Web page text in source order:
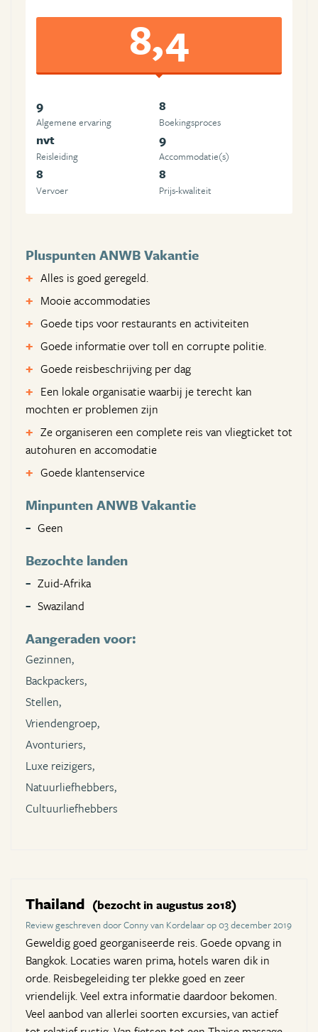
8,4
9
Algemene ervaring
8
Boekingsproces
nvt
Reisleiding
9
Accommodatie(s)
8
Vervoer
8
Prijs-kwaliteit
Pluspunten ANWB Vakantie
Alles is goed geregeld.
Mooie accommodaties
Goede tips voor restaurants en activiteiten
Goede informatie over toll en corrupte politie.
Goede reisbeschrijving per dag
Een lokale organisatie waarbij je terecht kan
mochten er problemen zijn
Ze organiseren een complete reis van vliegticket tot
autohuren en accomodatie
Goede klantenservice
Minpunten ANWB Vakantie
Geen
Bezochte landen
Zuid-Afrika
Swaziland
Aangeraden voor:
Gezinnen,
Backpackers,
Stellen,
Vriendengroep,
Avonturiers,
Luxe reizigers,
Natuurliefhebbers,
Cultuurliefhebbers
Thailand (bezocht in augustus 2018)
Review geschreven door Conny van Kordelaar op 03 december 2019
Geweldig goed georganiseerde reis. Goede opvang in
Bangkok. Locaties waren prima, hotels waren dik in
orde. Reisbegeleiding ter plekke goed en zeer
vriendelijk. Veel extra informatie daardoor bekomen.
Veel aanbod van allerlei soorten excursies, van actief